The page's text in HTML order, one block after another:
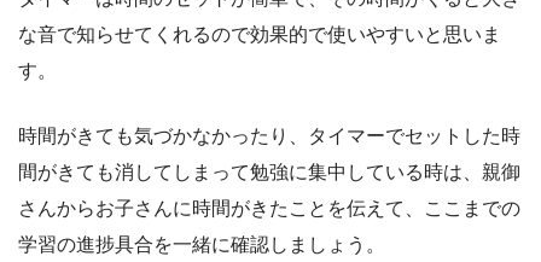
な音で知らせてくれるので効果的で使いやすいと思いま
す。
時間がきても気づかなかったり、タイマーでセットした時
間がきても消してしまって勉強に集中している時は、親御
さんからお子さんに時間がきたことを伝えて、ここまでの
学習の進捗具合を一緒に確認しましょう。